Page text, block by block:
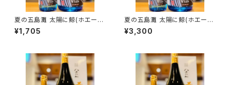
夏の五島灘 太陽に鯨(ホエー
ル) 720ml１本（五島灘酒造・長
崎県南松浦郡新上五島町）
¥1,705
夏の五島灘 太陽に鯨(ホエー
ル) 1800ml１本（五島灘酒造・
長崎県南松浦郡新上五島町）
¥3,300